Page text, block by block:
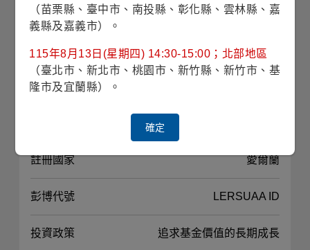
經理費 1.500%
投資標的 美國小型股票為主
投資地區
註冊國家 愛爾蘭
彭博代號 LERSUAA ID
投資政策 追求基金價值的長期成長
（苗栗縣、臺中市、南投縣、彰化縣、雲林縣、嘉
義縣及嘉義市）。
115年8月13日(星期四) 14:30-15:00；北部地區
（臺北市、新北市、桃園市、新竹縣、新竹市、基
隆市及宜蘭縣）。
確定